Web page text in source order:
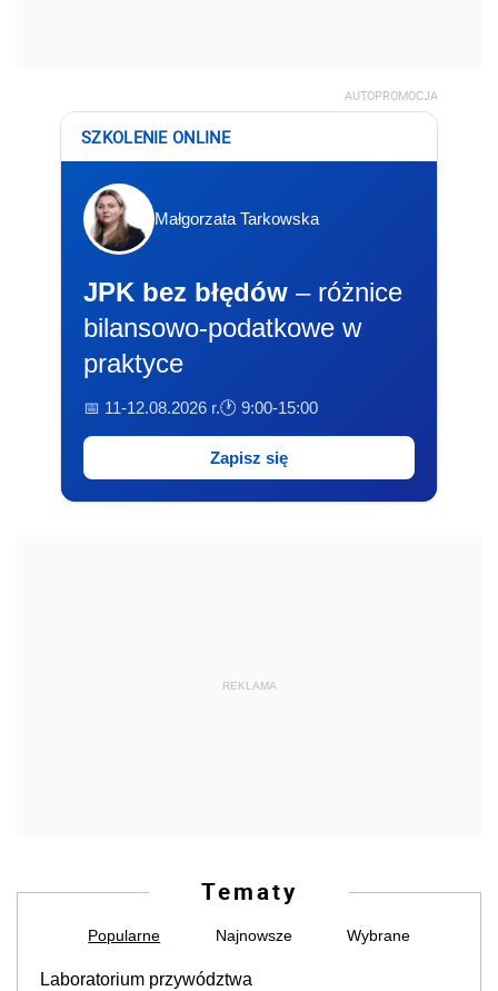
AUTOPROMOCJA
SZKOLENIE ONLINE
Małgorzata Tarkowska
JPK bez błędów – różnice
bilansowo-podatkowe w
praktyce
📅 11-12.08.2026 r.🕐 9:00-15:00
Zapisz się
REKLAMA
Tematy
Popularne Najnowsze Wybrane
Laboratorium przywództwa